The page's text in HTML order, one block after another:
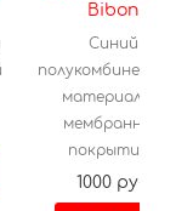
Bibon
Синий
полукомбинезон
материала с
мембранным
покрытием
1000 руб